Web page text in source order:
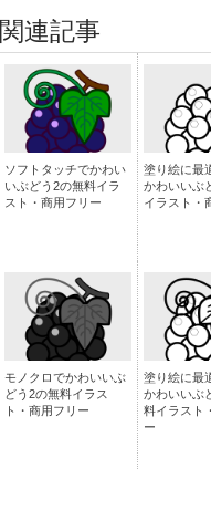
関連記事
ソフトタッチでかわい
いぶどう2の無料イラ
スト・商用フリー
塗り絵に最
かわいいぶ
イラスト・
モノクロでかわいいぶ
どう2の無料イラス
ト・商用フリー
塗り絵に最
かわいいぶ
料イラスト
ー